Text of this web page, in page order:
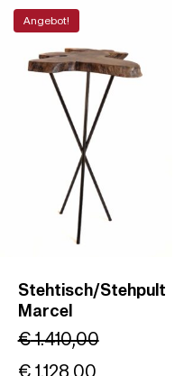
Angebot!
Stehtisch/Stehpult
Marcel
€1.410,00
Ursprünglicher
€1.128,00Aktueller